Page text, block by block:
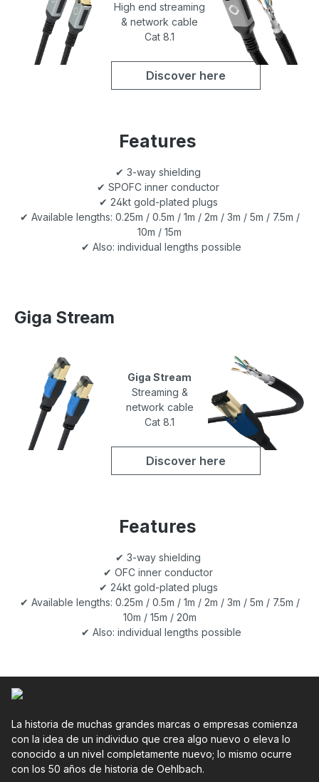
High end streaming
& network cable
Cat 8.1
Discover here
Features
✔ 3-way shielding
✔ SPOFC inner conductor
✔ 24kt gold-plated plugs
✔ Available lengths: 0.25m / 0.5m / 1m / 2m / 3m / 5m / 7.5m /
10m / 15m
✔ Also: individual lengths possible
Giga Stream
Giga Stream
Streaming &
network cable
Cat 8.1
Discover here
Features
✔ 3-way shielding
✔ OFC inner conductor
✔ 24kt gold-plated plugs
✔ Available lengths: 0.25m / 0.5m / 1m / 2m / 3m / 5m / 7.5m /
10m / 15m / 20m
✔ Also: individual lengths possible
La historia de muchas grandes marcas o empresas comienza
con la idea de un individuo que crea algo nuevo o eleva lo
conocido a un nivel completamente nuevo; lo mismo ocurre
con los 50 años de historia de Oehlbach.